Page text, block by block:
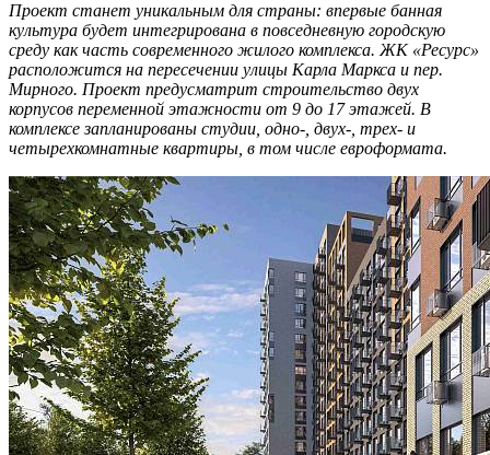
Проект станет уникальным для страны: впервые банная
культура будет интегрирована в повседневную городскую
среду как часть современного жилого комплекса. ЖК «Ресурс»
расположится на пересечении улицы Карла Маркса и пер.
Мирного. Проект предусматрит строительство двух
корпусов переменной этажности от 9 до 17 этажей. В
комплексе запланированы студии, одно-, двух-, трех- и
четырехкомнатные квартиры, в том числе евроформата.